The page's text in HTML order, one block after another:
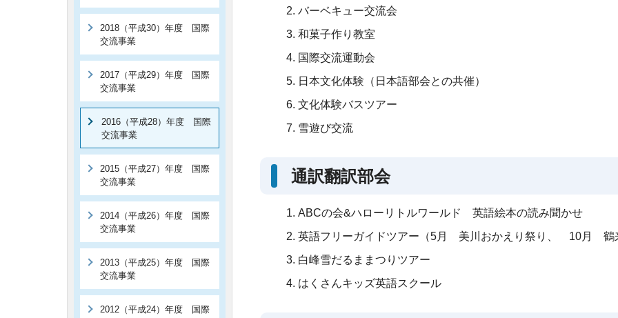
バーベキュー交流会
和菓子作り教室
国際交流運動会
日本文化体験（日本語部会との共催）
文化体験バスツアー
雪遊び交流
通訳翻訳部会
ABCの会&ハローリトルワールド 英語絵本の読み聞かせ
英語フリーガイドツアー（5月 美川おかえり祭り、 10月 鶴
白峰雪だるままつりツアー
はくさんキッズ英語スクール
2018（平成30）年度 国際
交流事業
2017（平成29）年度 国際
交流事業
2016（平成28）年度 国際
交流事業
2015（平成27）年度 国際
交流事業
2014（平成26）年度 国際
交流事業
2013（平成25）年度 国際
交流事業
2012（平成24）年度 国際